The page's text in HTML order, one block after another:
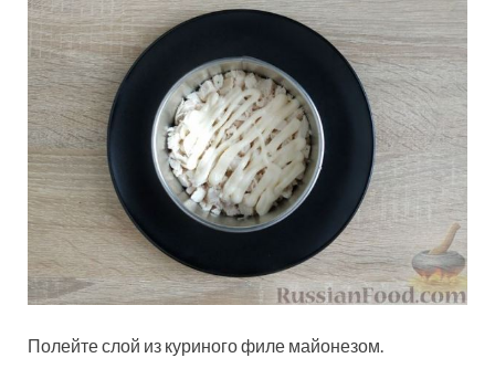
Полейте слой из куриного филе майонезом.